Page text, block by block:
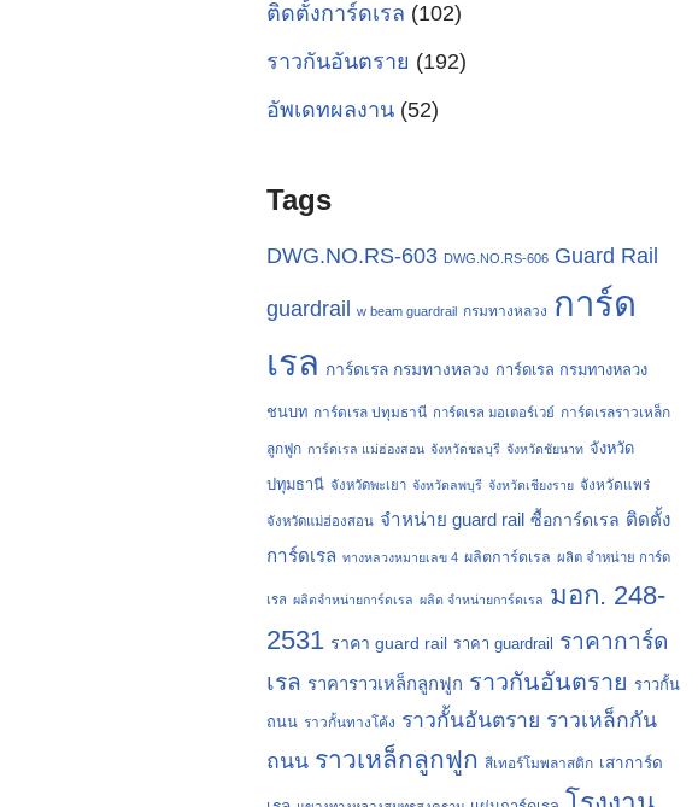
ติดตั้งการ์ดเรล (102)
ราวกันอันตราย (192)
อัพเดทผลงาน(52)
Tags
DWG.NO.RS-603 DWG.NO.RS-606 Guard Rail
guardrail w beam guardrail กรมทางหลวง การ์ด
เรล การ์ดเรล กรมทางหลวง การ์ดเรล กรมทางหลวง
ชนบท การ์ดเรล ปทุมธานี การ์ดเรล มอเตอร์เวย์ การ์ดเรลราวเหล็ก
ลูกฟูก การ์ดเรล แม่ฮ่องสอน จังหวัดชลบุรี จังหวัดชัยนาท จังหวัด
ปทุมธานี จังหวัดพะเยา จังหวัดลพบุรี จังหวัดเชียงราย จังหวัดแพร่
จังหวัดแม่ฮ่องสอน จำหน่าย guard rail ซื้อการ์ดเรล ติดตั้ง
การ์ดเรล ทางหลวงหมายเลข 4 ผลิตการ์ดเรล ผลิต จำหน่าย การ์ด
เรล ผลิตจำหน่ายการ์ดเรล ผลิต จำหน่ายการ์ดเรล มอก. 248-
2531 ราคา guard rail ราคา guardrail
ราคาการ์ด
เรล ราคาราวเหล็กลูกฟูก ราวกันอันตราย ราวกั้น
ถนน ราวกั้นทางโค้ง ราวกั้นอันตราย ราวเหล็กกัน
ถนน ราวเหล็กลูกฟูก สีเทอร์โมพลาสติก เสาการ์ด